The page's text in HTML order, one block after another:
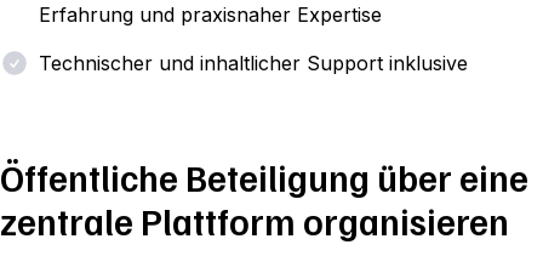
Erfahrung und praxisnaher Expertise
Technischer und inhaltlicher Support inklusive
Öffentliche Beteiligung über eine
zentrale Plattform organisieren